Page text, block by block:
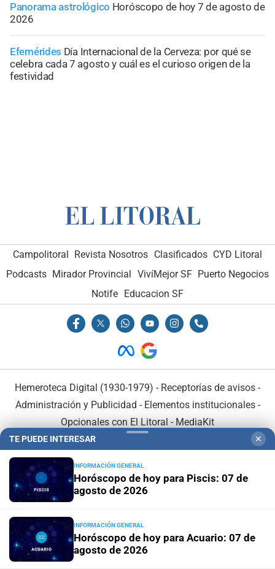
Panorama astrológico Horóscopo de hoy 7 de agosto de
2026
Efemérides Día Internacional de la Cerveza: por qué se
celebra cada 7 agosto y cuál es el curioso origen de la
festividad
Campolitoral Revista Nosotros Clasificados CYD Litoral
Podcasts Mirador Provincial VivíMejor SF Puerto Negocios
Notife Educacion SF
Hemeroteca Digital (1930-1979) - Receptorías de avisos -
Administración y Publicidad - Elementos institucionales-
Opcionales con El Litoral - MediaKit
En Asociación con:
TE PUEDE INTERESAR ✕
INFORMACIÓN GENERAL
Horóscopo de hoy para Piscis: 07 de
agosto de 2026
INFORMACIÓN GENERAL
Horóscopo de hoy para Acuario: 07 de
agosto de 2026